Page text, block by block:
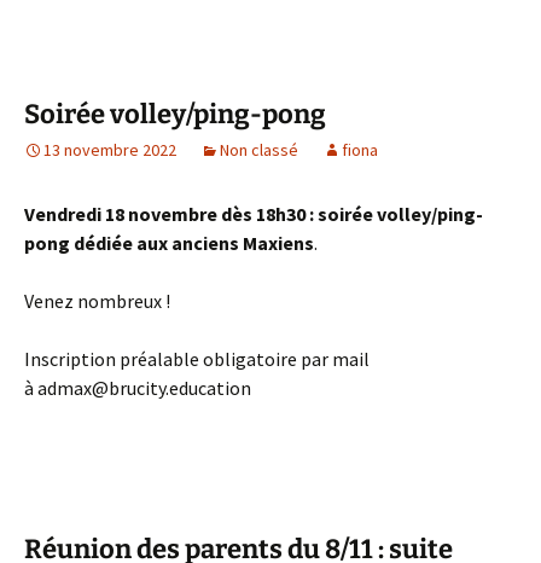
Soirée volley/ping-pong
13 novembre 2022 Non classé fiona
Vendredi 18 novembre dès 18h30 : soirée volley/ping-
pong dédiée aux anciens Maxiens.
Venez nombreux !
Inscription préalable obligatoire par mail
à admax@brucity.education
Réunion des parents du 8/11 : suite